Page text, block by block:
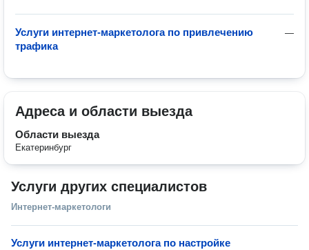
—
Услуги интернет-маркетолога по привлечению
трафика
Адреса и области выезда
Области выезда
Екатеринбург
Услуги других специалистов
Интернет-маркетологи
Услуги интернет-маркетолога по настройке